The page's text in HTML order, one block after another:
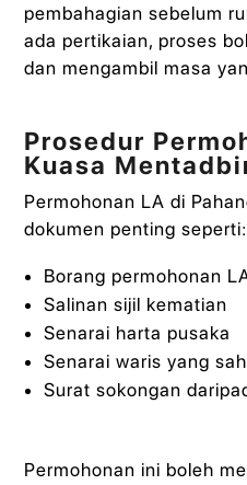
pembahagian sebelum
ada pertikaian, proses
dan mengambil masa
Prosedur
Kuasa
Permohonan LA di
dokumen penting seperti:
Borang permohonan
Salinan sijil kematian
Senarai harta pusaka
Senarai waris yang sah
Surat sokongan
Permohonan ini boleh